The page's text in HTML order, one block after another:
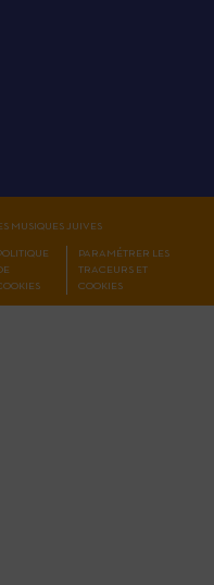
MUSIQUES JUIVES
PARAMÉTRER LES
TRACEURS ET
COOKIES